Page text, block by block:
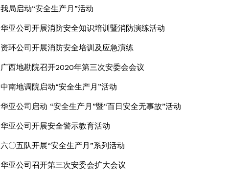
我局启动“安全生产月”活动
华亚公司开展消防安全知识培训暨消防演练活动
资环公司开展消防安全培训及应急演练
广西地勘院召开2020年第三次安委会会议
中南地调院启动“安全生产月”活动
华亚公司启动 “安全生产月”暨“百日安全无事故”活动
华亚公司开展安全警示教育活动
六〇五队开展“安全生产月”系列活动
华亚公司召开第三次安委会扩大会议